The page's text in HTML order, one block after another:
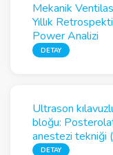
Mekanik
Yıllık
Power Analizi
DETAY
Ultrason
bloğu:
anestezi tekniği
DETAY